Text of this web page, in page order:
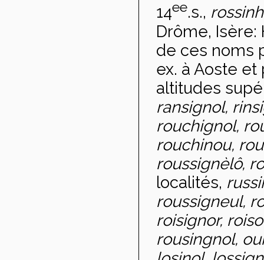
14ee.s.,
Drôme, Isère:
de ces noms
ex. à Aoste
altitudes
ransignol,
rouchignol,
rouchinou,
roussignèlô,
localités,
roussigneul,
roisignor,
rousingnol,